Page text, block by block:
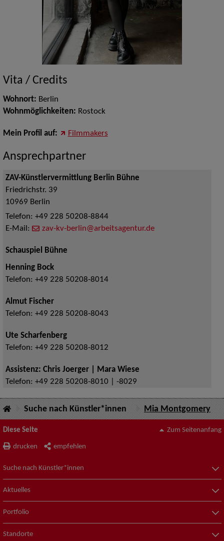
Vita / Credits
Wohnort: Berlin
Wohnmöglichkeiten: Rostock
Mein Profil auf: Filmmakers
Ansprechpartner
ZAV-Künstlervermittlung Berlin Bühne
Friedrichstr. 39
10969 Berlin
Telefon: +49 228 50208-8844
E-Mail:
zav-kv-berlin@arbeitsagentur.de
Schauspiel Bühne
Henning Bock
Telefon: +49 228 50208-8014
Almut Fischer
Telefon: +49 228 50208-8043
Ute Scharfenberg
Telefon: +49 228 50208-8012
Assistenz: Chris Joerger | Mara Wiese
Telefon: +49 228 50208-8010 | -8029
Suche nach Künstler*innen Mia Montgomery
Diese Seite
drucken empfehlen
Zum Seitenanfang
Suche nach Künstler*innen
Aktuelles
Portfolio
Standorte